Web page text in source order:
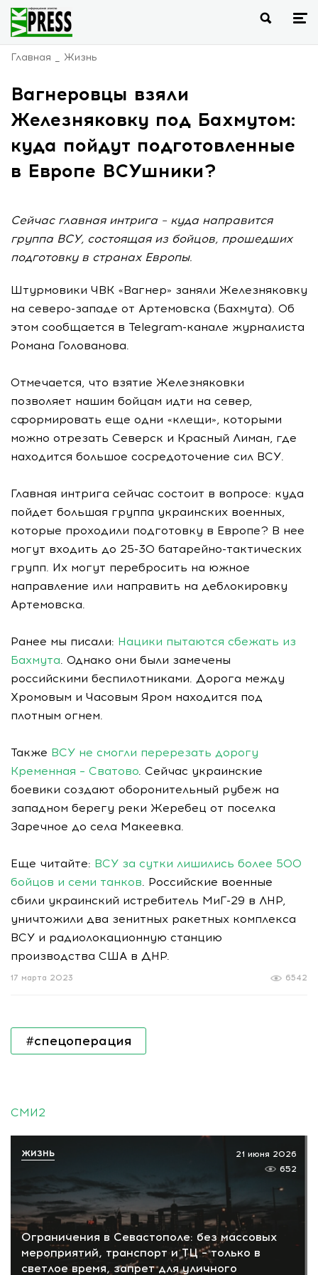
Главная Жизнь
Вагнеровцы взяли
Железняковку под Бахмутом:
куда пойдут подготовленные
в Европе ВСУшники?
Сейчас главная интрига – куда направится
группа ВСУ, состоящая из бойцов, прошедших
подготовку в странах Европы.
Штурмовики ЧВК «Вагнер» заняли Железняковку
на северо-западе от Артемовска (Бахмута). Об
этом сообщается в Telegram-канале журналиста
Романа Голованова.
Отмечается, что взятие Железняковки
позволяет нашим бойцам идти на север,
сформировать еще одни «клещи», которыми
можно отрезать Северск и Красный Лиман, где
находится большое сосредоточение сил ВСУ.
Главная интрига сейчас состоит в вопросе: куда
пойдет большая группа украинских военных,
которые проходили подготовку в Европе? В нее
могут входить до 25-30 батарейно-тактических
групп. Их могут перебросить на южное
направление или направить на деблокировку
Артемовска.
Ранее мы писали: Нацики пытаются сбежать из
Бахмута. Однако они были замечены
российскими беспилотниками. Дорога между
Хромовым и Часовым Яром находится под
плотным огнем.
Также ВСУ не смогли перерезать дорогу
Кременная – Сватово. Сейчас украинские
боевики создают оборонительный рубеж на
западном берегу реки Жеребец от поселка
Заречное до села Макеевка.
Еще читайте: ВСУ за сутки лишились более 500
бойцов и семи танков. Российские военные
сбили украинский истребитель МиГ-29 в ЛНР,
уничтожили два зенитных ракетных комплекса
ВСУ и радиолокационную станцию
производства США в ДНР.
6542
17 марта 2023
#спецоперация
СМИ2
Ограничения в Севастополе: без массовых
мероприятий, транспорт и ТЦ – только в
светлое время, запрет для уличного
21 июня 2026
652
ЖИЗНЬ